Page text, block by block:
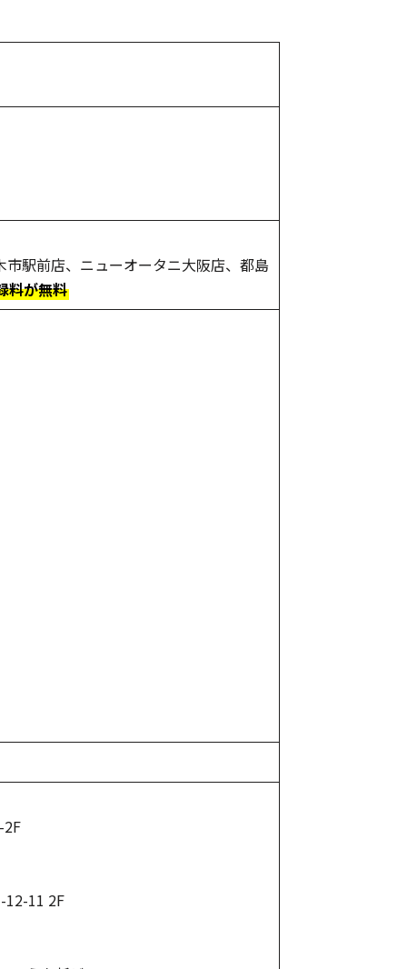
駅前店、ニューオータニ大阪店、都島
料が無料
12-11 2F